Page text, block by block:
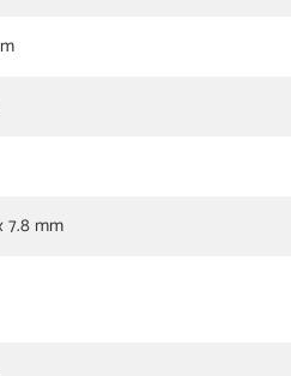
7.8 mm